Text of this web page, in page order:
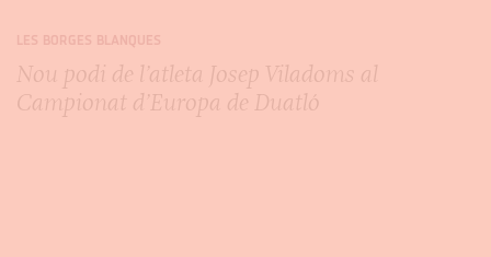
LES BORGES BLANQUES
Nou podi de l’atleta Josep Viladoms al
Campionat d’Europa de Duatló